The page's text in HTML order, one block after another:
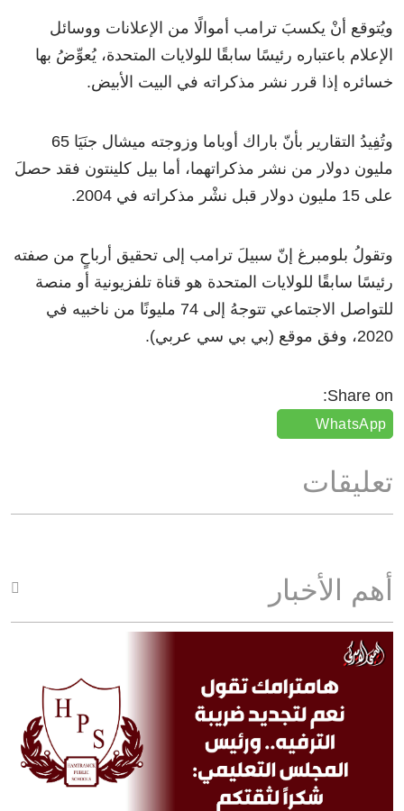
ويُتوقع أنْ يكسبَ ترامب أموالًا من الإعلانات ووسائل
الإعلام باعتباره رئيسًا سابقًا للولايات المتحدة، يُعوِّضُ بها
خسائره إذا قرر نشر مذكراته في البيت الأبيض.
وتُفِيدُ التقارير بأنّ باراك أوباما وزوجته ميشال جنَيَا 65
مليون دولار من نشر مذكراتهما، أما بيل كلينتون فقد حصلَ
على 15 مليون دولار قبل نشْر مذكراته في 2004.
وتقولُ بلومبرغ إنّ سبيلَ ترامب إلى تحقيق أرباحٍ من صفته
رئيسًا سابقًا للولايات المتحدة هو قناة تلفزيونية أو منصة
للتواصل الاجتماعي تتوجهُ إلى 74 مليونًا من ناخبيه في
2020، وفق موقع (بي بي سي عربي).
Share on:
WhatsApp
تعليقات
أهم الأخبار